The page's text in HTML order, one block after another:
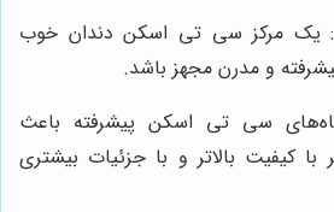
یک مرکز سی تی اسکن دندان خوب
و مدرن مجهز باشد.
سی تی اسکن پیشرفته باعث
کیفیت بالاتر و با جزئیات بیشتری